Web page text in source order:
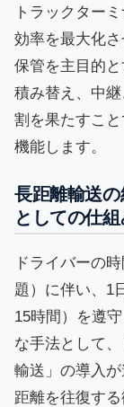
トラックター
効率を最大化
保管を主目的と
積み替え、中
割を果たすこ
機能します。
長距離輸送の
としての仕
ドライバーの
題）に伴い、1
15時間）を遵
な手法として
輸送」の導入
距離を往復す